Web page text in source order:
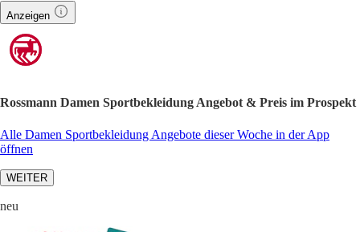
Anzeigen
Rossmann Damen Sportbekleidung Angebot & Preis im Prospekt
Alle Damen Sportbekleidung Angebote dieser Woche in der App
öffnen
WEITER
neu